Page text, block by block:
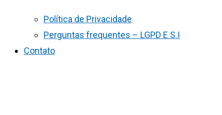
Política de Privacidade
Perguntas frequentes – LGPD E S.I
Contato